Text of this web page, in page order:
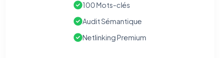
100 Mots-clés
Audit Sémantique
Netlinking Premium